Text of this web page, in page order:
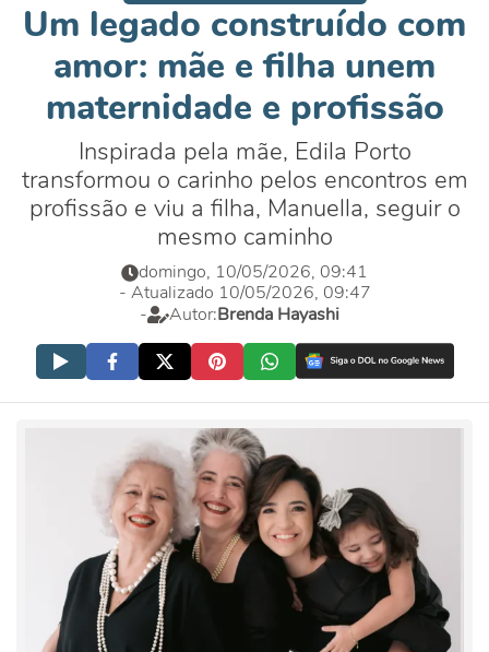
Um legado construído com
amor: mãe e filha unem
maternidade e profissão
Inspirada pela mãe, Edila Porto
transformou o carinho pelos encontros em
profissão e viu a filha, Manuella, seguir o
mesmo caminho
domingo, 10/05/2026, 09:41
- Atualizado 10/05/2026, 09:47
-
Autor:Brenda Hayashi